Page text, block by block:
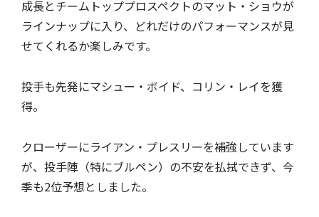
成長とチームトッププロスペクトのマット・ショウが
ラインナップに入り、どれだけのパフォーマンスが見
せてくれるか楽しみです。
投手も先発にマシュー・ボイド、コリン・レイを獲
得。
クローザーにライアン・プレスリーを補強しています
が、投手陣（特にブルペン）の不安を払拭できず、今
季も2位予想としました。